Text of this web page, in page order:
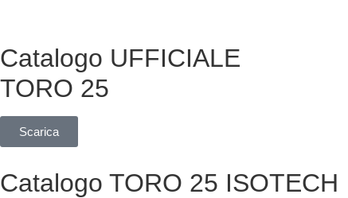
Catalogo UFFICIALE
TORO 25
Scarica
Catalogo TORO 25 ISOTECH